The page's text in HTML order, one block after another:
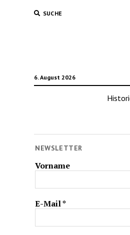
SUCHE
6. August 2026
NEWSLETTER
Vorname
E-Mail*